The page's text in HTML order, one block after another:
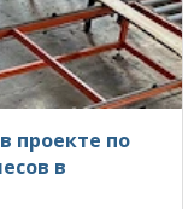
проекте по
в